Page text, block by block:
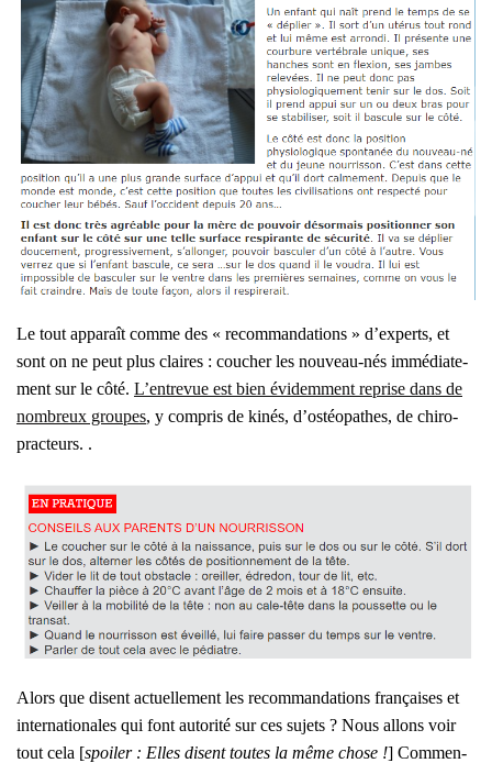
Le tout appa­raît comme des « recom­man­da­tions » d’ex­perts, et
sont on ne peut plus claires : cou­cher les nou­veau-nés immé­dia­te­
ment sur le côté. L’entrevue est bien évi­dem­ment reprise dans de
nom­breux groupes, y com­pris de kinés, d’ostéopathes, de chi­ro­
prac­teurs. .
Alors que disent actuel­le­ment les recom­man­da­tions fran­çaises et
inter­na­tio­nales qui font auto­ri­té sur ces sujets ? Nous allons voir
tout cela [spoi­ler : Elles disent toutes la même chose !] Com­men­